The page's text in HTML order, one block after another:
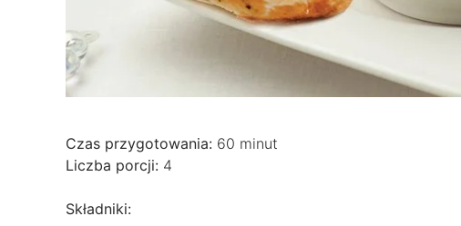
Czas przygotowania: 60 minut
Liczba porcji: 4
Składniki: